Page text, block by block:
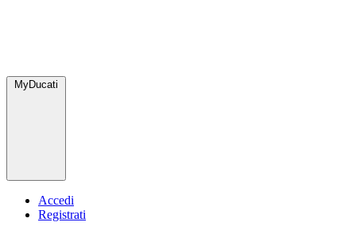
MyDucati
Accedi
Registrati